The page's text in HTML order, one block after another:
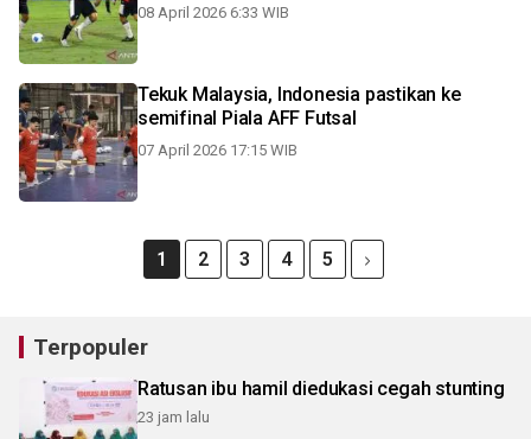
08 April 2026 6:33 WIB
Tekuk Malaysia, Indonesia pastikan ke
semifinal Piala AFF Futsal
07 April 2026 17:15 WIB
1 2 3 4 5
Terpopuler
Ratusan ibu hamil diedukasi cegah stunting
23 jam lalu